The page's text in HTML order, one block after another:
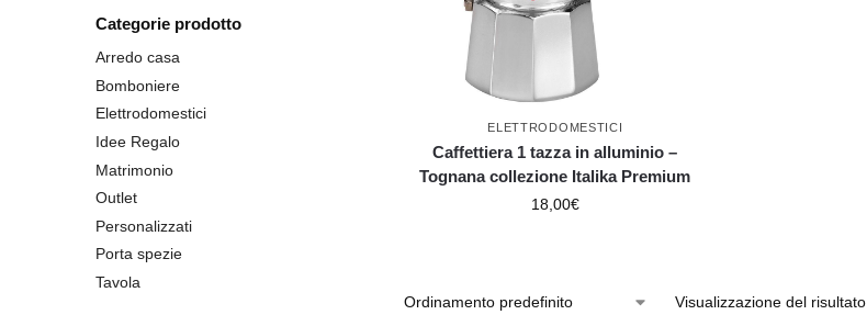
ELETTRODOMESTICI
Caffettiera 1 tazza in alluminio –
Tognana collezione Italika Premium
18,00€
Visualizzazione del risultato
Categorie prodotto
Arredo casa
Bomboniere
Elettrodomestici
Idee Regalo
Matrimonio
Outlet
Personalizzati
Porta spezie
Tavola